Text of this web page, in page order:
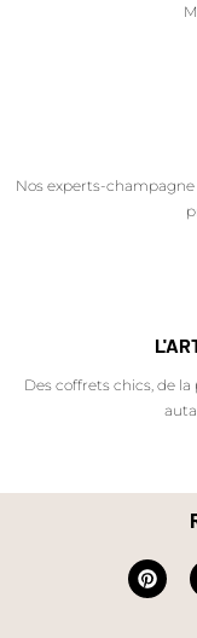
Nos experts-
Des coffrets chics, de